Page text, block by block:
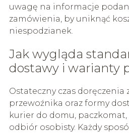
uwagę na informacje
zamówienia, by uniknąć
niespodzianek.
Jak wygląda
dostawy i warianty
Ostateczny czas doręczenia
przewoźnika oraz formy
kurier do domu, paczkomat,
odbiór osobisty. Każdy